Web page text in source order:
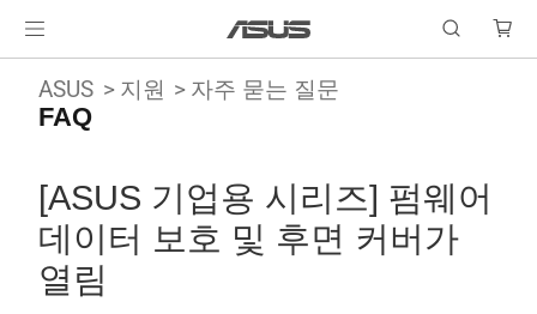
ASUS 지원 자주 묻는 질문
FAQ
[ASUS 기업용 시리즈] 펌웨어
데이터 보호 및 후면 커버가
열림